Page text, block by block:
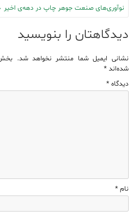
نوآوری‌های صنعت جوهر چاپ در دهه‌ی اخیر
دیدگاهتان را بنویسید
نشانی ایمیل شما منتشر نخواهد شد.
شده‌اند*
دیدگاه*
نام*